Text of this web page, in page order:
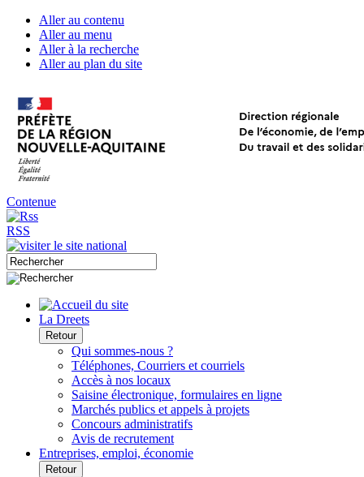
Aller au contenu
Aller au menu
Aller à la recherche
Aller au plan du site
Contenue
RSS
La Dreets
Retour
Qui sommes-nous ?
Téléphones, Courriers et courriels
Accès à nos locaux
Saisine électronique, formulaires en ligne
Marchés publics et appels à projets
Concours administratifs
Avis de recrutement
Entreprises, emploi, économie
Retour